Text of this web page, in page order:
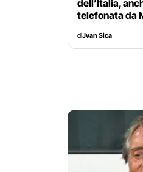
dell’Italia,
telefonata da
diJvan Sica